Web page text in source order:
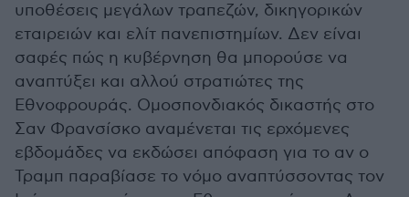
υποθέσεις μεγάλων τραπεζών, δικηγορικών
εταιρειών και ελίτ πανεπιστημίων. Δεν είναι
σαφές πώς η κυβέρνηση θα μπορούσε να
αναπτύξει και αλλού στρατιώτες της
Εθνοφρουράς. Ομοσπονδιακός δικαστής στο
Σαν Φρανσίσκο αναμένεται τις ερχόμενες
εβδομάδες να εκδώσει απόφαση για το αν ο
Τραμπ παραβίασε το νόμο αναπτύσσοντας τον